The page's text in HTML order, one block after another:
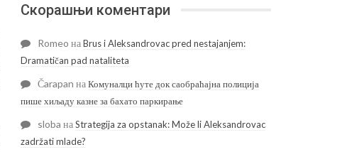
Скорашњи коментари
Romeo наBrus i Aleksandrovac pred nestajanjem:
Dramatičan pad nataliteta
Čarapan наКомуналци ћуте док саобраћајна полиција
пише хиљаду казне за бахато паркирање
sloba наStrategija za opstanak: Može li Aleksandrovac
zadržati mlade?